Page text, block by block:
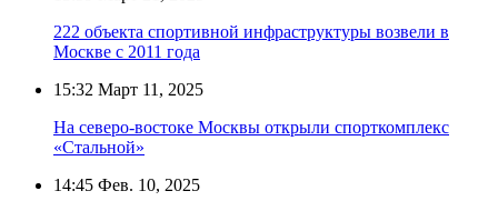
222 объекта спортивной инфраструктуры возвели в
Москве с 2011 года
15:32 Март 11, 2025
На северо-востоке Москвы открыли спорткомплекс
«Стальной»
14:45 Фев. 10, 2025